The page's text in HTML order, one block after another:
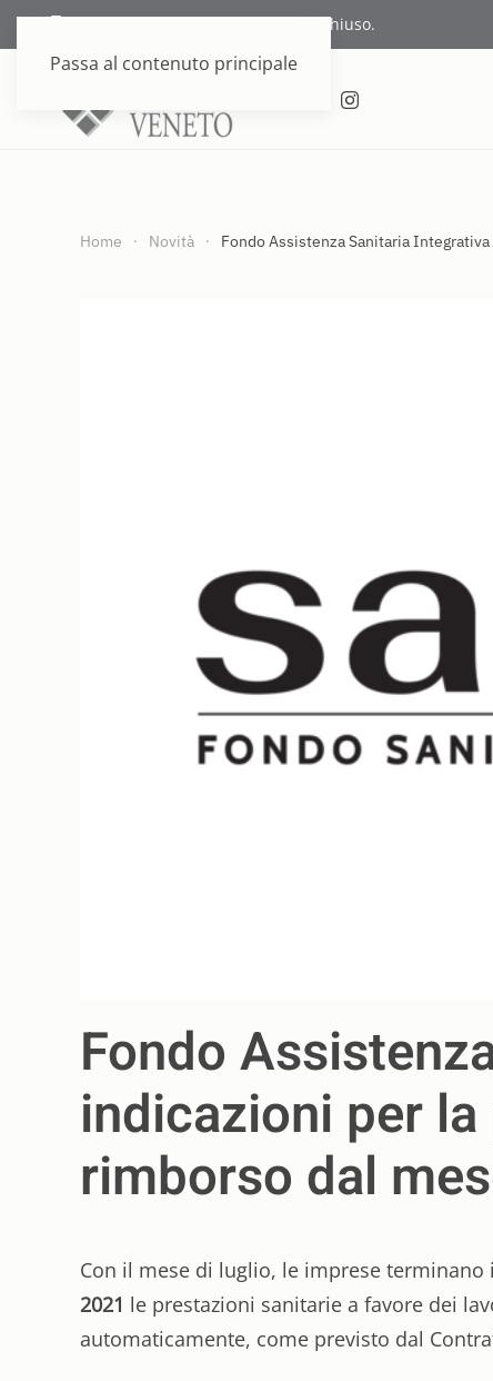
Passa al contenuto principale
Supporto telefonico attualmente chiuso.
Home Novità Fondo Assistenza Sanitaria
Fondo
indicazioni per
rimborso dal
Con il mese di luglio, le imprese
2021 le prestazioni sanitarie a favore dei
automaticamente, come previsto dal